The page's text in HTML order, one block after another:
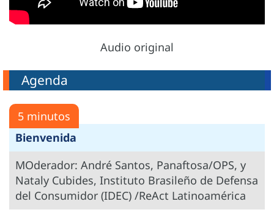
Audio original
Agenda
5 minutos
Bienvenida
MOderador: André Santos, Panaftosa/OPS, y
Nataly Cubides, Instituto Brasileño de Defensa
del Consumidor (IDEC) /ReAct Latinoamérica